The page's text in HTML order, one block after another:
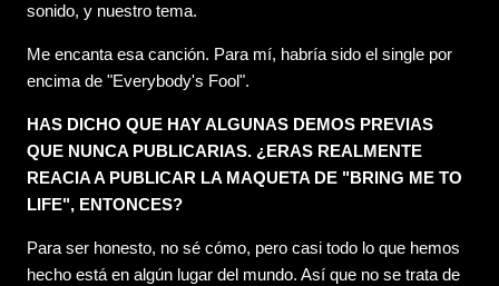
sonido, y nuestro tema.
Me encanta esa canción. Para mí, habría sido el single por
encima de "Everybody's Fool".
HAS DICHO QUE HAY ALGUNAS DEMOS PREVIAS
QUE NUNCA PUBLICARIAS. ¿ERAS REALMENTE
REACIA A PUBLICAR LA MAQUETA DE "BRING ME TO
LIFE", ENTONCES?
Para ser honesto, no sé cómo, pero casi todo lo que hemos
hecho está en algún lugar del mundo. Así que no se trata de